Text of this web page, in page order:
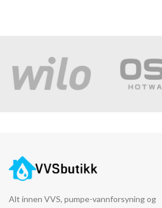
Alt innen VVS, pumpe-vannforsyning og